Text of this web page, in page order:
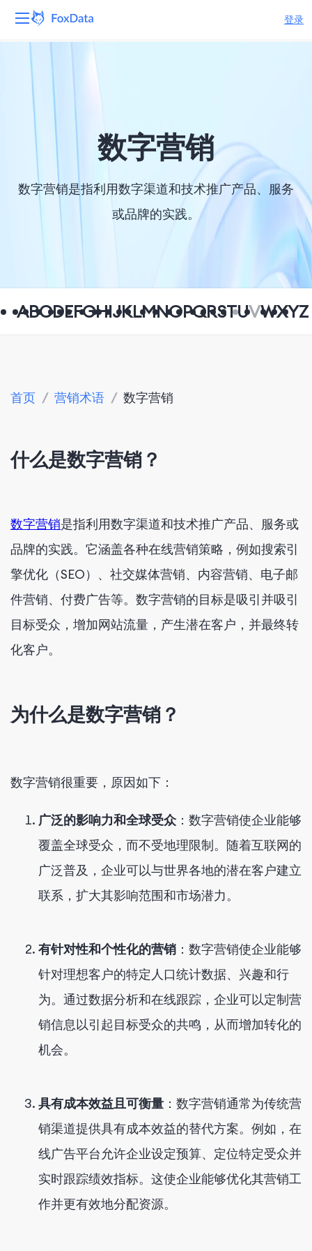
登录
产品
解决方案 数字营销
数字营销是指利用数字渠道和技术推广产品、服务
或品牌的实践。
ABCDEFGHIJKLMNOPQRSTUVWXYZ
首页 / 营销术语 / 数字营销
什么是数字营销？
数字营销是指利用数字渠道和技术推广产品、服务或
品牌的实践。它涵盖各种在线营销策略，例如搜索引
擎优化（SEO）、社交媒体营销、内容营销、电子邮
件营销、付费广告等。数字营销的目标是吸引并吸引
目标受众，增加网站流量，产生潜在客户，并最终转
化客户。
为什么是数字营销？
数字营销很重要，原因如下：
广泛的影响力和全球受众 ：数字营销使企业能够
覆盖全球受众，而不受地理限制。随着互联网的
广泛普及，企业可以与世界各地的潜在客户建立
联系，扩大其影响范围和市场潜力。
有针对性和个性化的营销 ：数字营销使企业能够
针对理想客户的特定人口统计数据、兴趣和行
为。通过数据分析和在线跟踪，企业可以定制营
销信息以引起目标受众的共鸣，从而增加转化的
机会。
具有成本效益且可衡量 ：数字营销通常为传统营
销渠道提供具有成本效益的替代方案。例如，在
线广告平台允许企业设定预算、定位特定受众并
实时跟踪绩效指标。这使企业能够优化其营销工
作并更有效地分配资源。